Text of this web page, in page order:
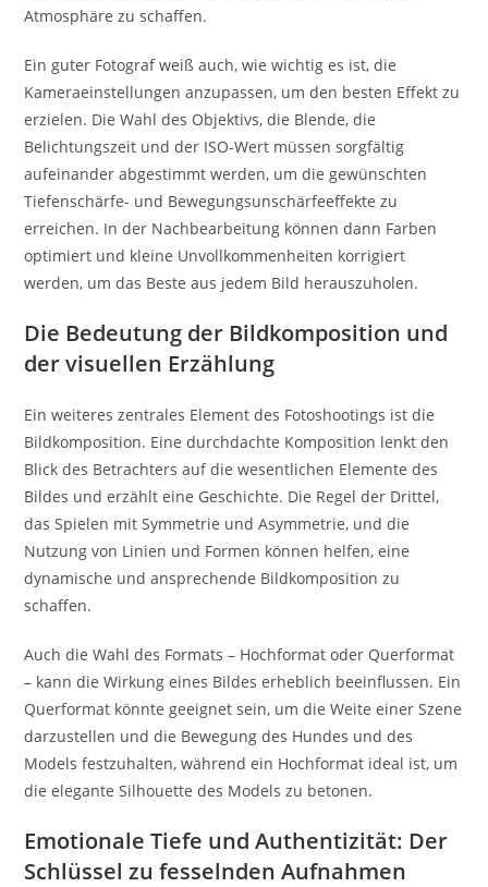
Atmosphäre zu schaffen.
Ein guter Fotograf weiß auch, wie wichtig es ist, die
Kameraeinstellungen anzupassen, um den besten Effekt zu
erzielen. Die Wahl des Objektivs, die Blende, die
Belichtungszeit und der ISO-Wert müssen sorgfältig
aufeinander abgestimmt werden, um die gewünschten
Tiefenschärfe- und Bewegungsunschärfeeffekte zu
erreichen. In der Nachbearbeitung können dann Farben
optimiert und kleine Unvollkommenheiten korrigiert
werden, um das Beste aus jedem Bild herauszuholen.
Die Bedeutung der Bildkomposition und
der visuellen Erzählung
Ein weiteres zentrales Element des Fotoshootings ist die
Bildkomposition. Eine durchdachte Komposition lenkt den
Blick des Betrachters auf die wesentlichen Elemente des
Bildes und erzählt eine Geschichte. Die Regel der Drittel,
das Spielen mit Symmetrie und Asymmetrie, und die
Nutzung von Linien und Formen können helfen, eine
dynamische und ansprechende Bildkomposition zu
schaffen.
Auch die Wahl des Formats – Hochformat oder Querformat
– kann die Wirkung eines Bildes erheblich beeinflussen. Ein
Querformat könnte geeignet sein, um die Weite einer Szene
darzustellen und die Bewegung des Hundes und des
Models festzuhalten, während ein Hochformat ideal ist, um
die elegante Silhouette des Models zu betonen.
Emotionale Tiefe und Authentizität: Der
Schlüssel zu fesselnden Aufnahmen